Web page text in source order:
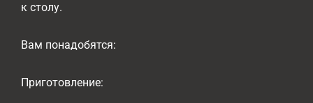
к столу.
Вам понадобятся:
Приготовление: